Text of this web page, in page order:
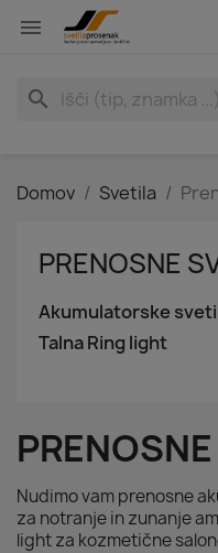

search
Domov Svetila
PRENOSNE
Akumulatorske
Talna Ring light
Nudimo vam prenosne
za notranje in zunanje
light za kozmetične